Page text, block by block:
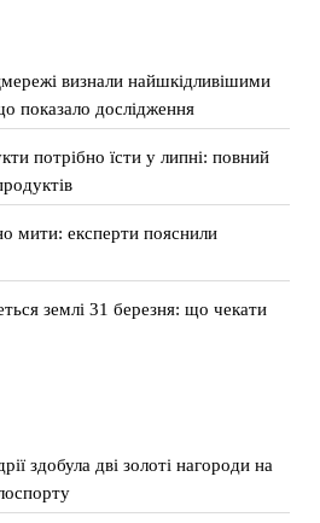
визнали найшкідливішими
показало дослідження
потрібно їсти у липні: повний
мити: експерти пояснили
землі 31 березня: що чекати
здобула дві золоті нагороди на